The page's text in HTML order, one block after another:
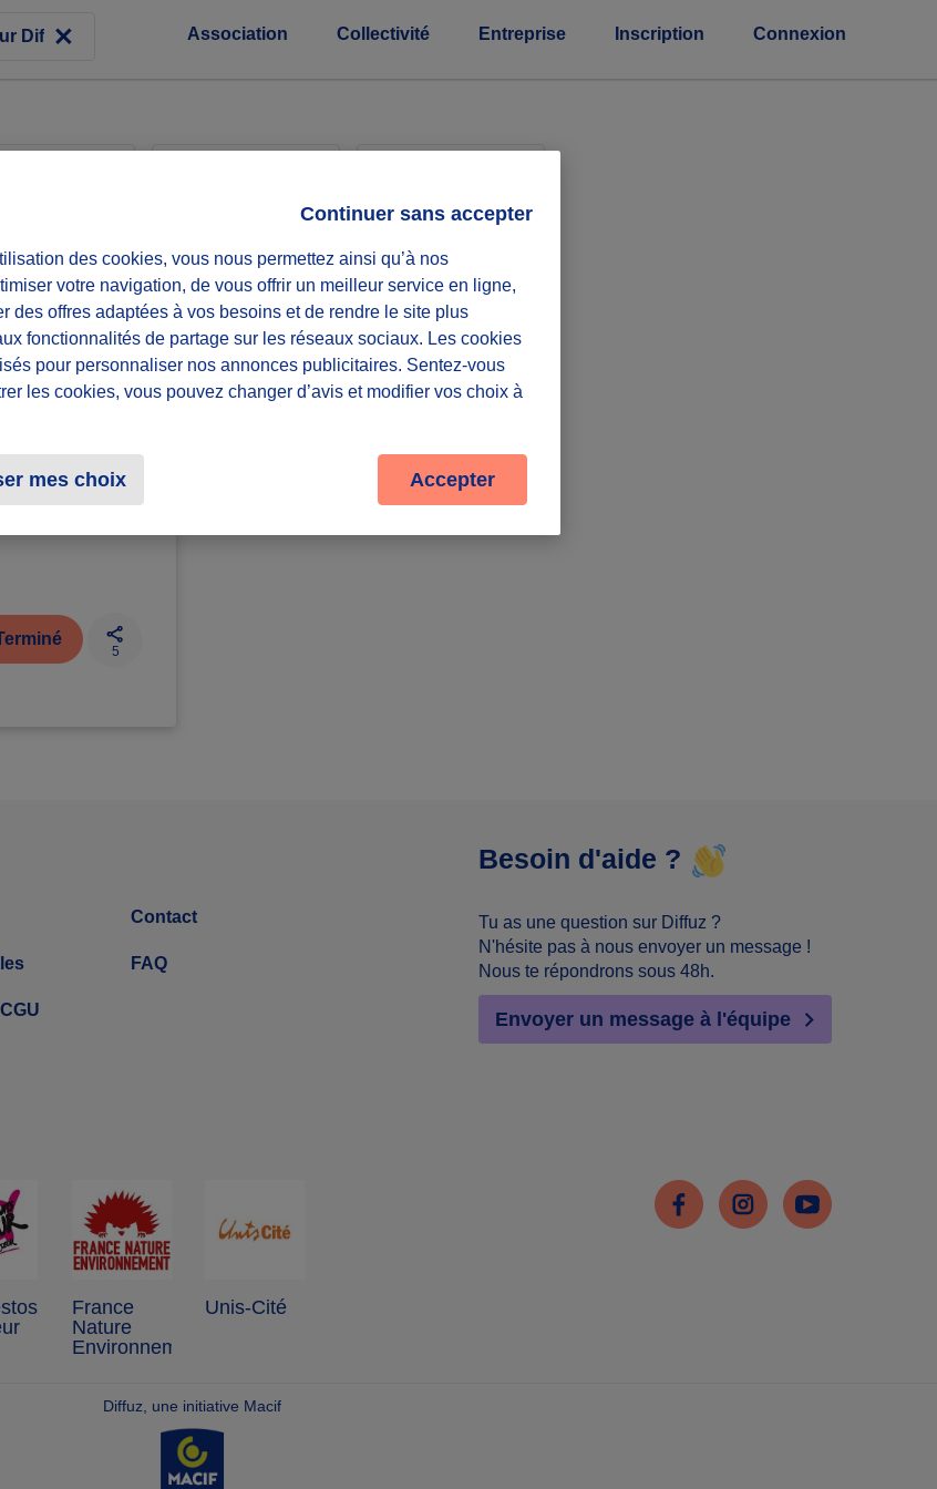
Association Collectivité Entreprise Inscription Connexion
Noël
6 souhaités
5
Contact
FAQ
Besoin d'aide ?
Tu as une question sur Diffuz ?
N'hésite pas à nous envoyer un message !
Nous te répondrons sous 48h.
Envoyer un message à l'équipe
France
Nature
Environnement
Unis-Cité
FacebookInstagramYoutube
Diffuz, une initiative Macif
des cookies, vous nous permettez ainsi qu’à nos
votre navigation, de vous offrir un meilleur service en ligne,
des offres adaptées à vos besoins et de rendre le site plus
fonctionnalités de partage sur les réseaux sociaux. Les cookies
pour personnaliser nos annonces publicitaires. Sentez-vous
les cookies, vous pouvez changer d’avis et modifier vos choix à
mes choix
Continuer sans accepter
Accepter